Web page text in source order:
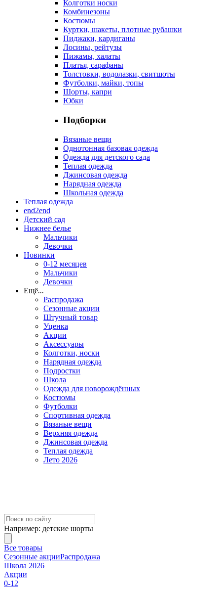
Колготки носки
Комбинезоны
Костюмы
Куртки, шакеты, плотные рубашки
Пиджаки, кардиганы
Лосины, рейтузы
Пижамы, халаты
Платья, сарафаны
Толстовки, водолазки, свитшоты
Футболки, майки, топы
Шорты, капри
Юбки
Подборки
Вязаные вещи
Однотонная базовая одежда
Одежда для детского сада
Теплая одежда
Джинсовая одежда
Нарядная одежда
Школьная одежда
Теплая одежда
end2end
Детский сад
Нижнее белье
Мальчики
Девочки
Новинки
0-12 месяцев
Мальчики
Девочки
Ещё...
Распродажа
Сезонные акции
Штучный товар
Уценка
Акции
Аксессуары
Колготки, носки
Нарядная одежда
Подростки
Школа
Одежда для новорождённых
Костюмы
Футболки
Спортивная одежда
Вязаные вещи
Верхняя одежда
Джинсовая одежда
Теплая одежда
Лето 2026
Например: детские шорты
Все товары
Сезонные акцииРаспродажа
Школа 2026
Акции
0-12